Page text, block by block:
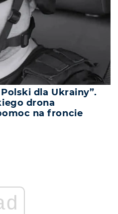
dla Ukrainy”.
drona
na froncie